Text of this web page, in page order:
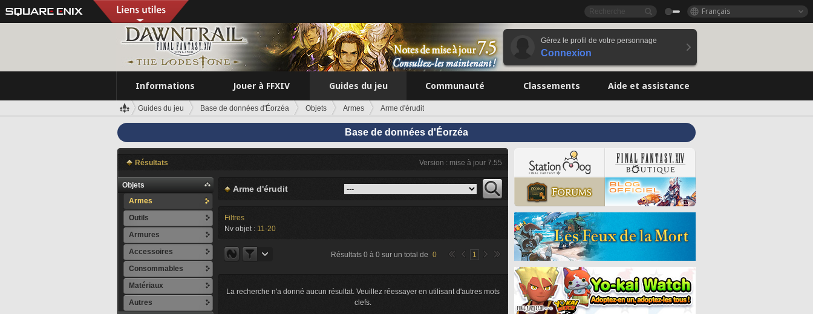
Français
Gérez le profil de votre personnage
Connexion
Informations Jouer à FFXIV Guides du jeu Communauté Classements Aide et assistance
Guides du jeu Base de données d'Éorzéa Objets Armes Arme d'érudit
Base de données d'Éorzéa
Résultats Version : mise à jour 7.55
Objets
Armes
Outils
Armures
Accessoires
Consommables
Matériaux
Autres
Arme d'érudit
Filtres
Nv objet : 11-20
Résultats 0 à 0 sur un total de 0 1
La recherche n'a donné aucun résultat. Veuillez réessayer en utilisant d'autres mots
clefs.